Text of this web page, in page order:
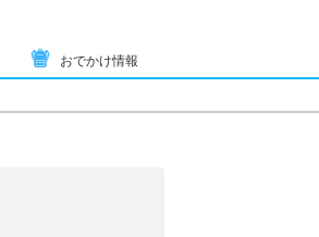
おでかけ情報